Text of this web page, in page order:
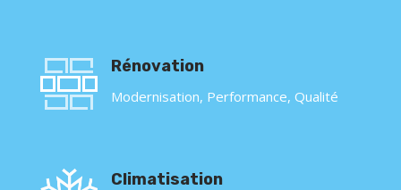
Rénovation
Modernisation, Performance, Qualité
Climatisation